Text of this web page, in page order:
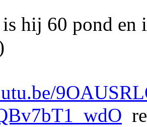
hij 60 pond en